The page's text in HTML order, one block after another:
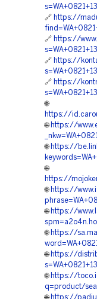
🔗 https://
🔗 https://
🔗 https://
🔗 https://
🌐
https://
🌐 https://
🌐 https://
🌐
https://
🌐 https://
🌐 https://
🌐 https://
🌐 https://
🌐 https://
q=product/
🌐 https://